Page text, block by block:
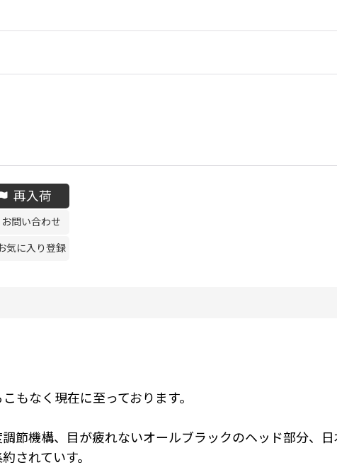
再入荷
お問い合わせ
気に入り登録
もなく現在に至っております。
節機構、目が疲れないオールブラックのヘッド部分、
されていす。